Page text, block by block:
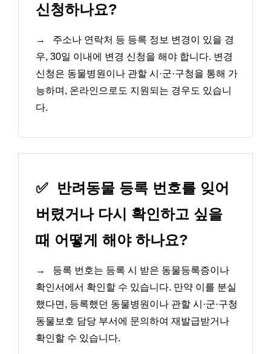
신청하나요?
→
주소나 연락처 등 등록 정보 변경이 있을 경
우, 30일 이내에 변경 신청을 해야 합니다. 변경
신청은 동물병원이나 관할 시·군·구청을 통해 가
능하며, 온라인으로도 지원되는 경우도 있습니
다.
✅
반려동물 등록 번호를 잊어
버렸거나 다시 확인하고 싶을
때 어떻게 해야 하나요?
→
등록 번호는 등록 시 받은 동물등록증이나
확인서에서 확인할 수 있습니다. 만약 이를 분실
했다면, 등록했던 동물병원이나 관할 시·군·구청
동물보호 담당 부서에 문의하여 재발급받거나
확인할 수 있습니다.